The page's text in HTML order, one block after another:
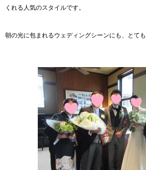
くれる人気のスタイルです。
朝の光に包まれるウェディングシーンにも、とても